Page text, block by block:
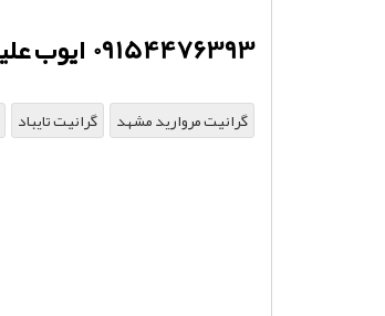
09154476393 ایوب علیزاده
گرانیت مروارید مشهد گرانیت تایباد